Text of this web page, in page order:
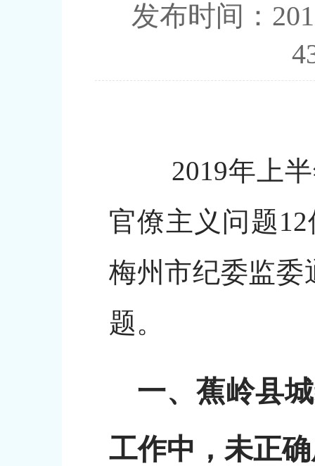
发布时间：
2019年上半
官僚主义问题
梅州市纪委监委
题。
一、蕉岭县
工作中，未正